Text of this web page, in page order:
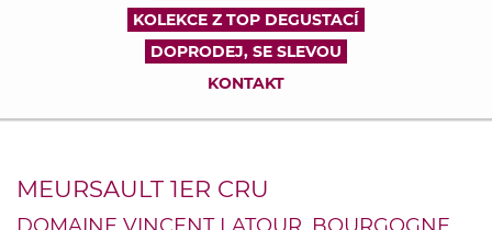
KOLEKCE Z TOP DEGUSTACÍ
DOPRODEJ, SE SLEVOU
KONTAKT
MEURSAULT 1ER CRU
DOMAINE VINCENT LATOUR, BOURGOGNE